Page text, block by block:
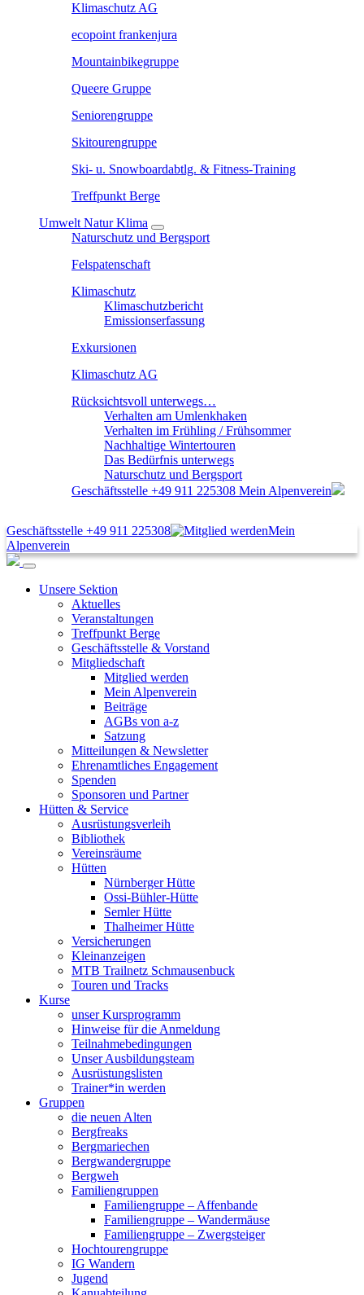
Klimaschutz AG
ecopoint frankenjura
Mountainbikegruppe
Queere Gruppe
Seniorengruppe
Skitourengruppe
Ski- u. Snowboardabtlg. & Fitness-Training
Treffpunkt Berge
Umwelt Natur Klima
Naturschutz und Bergsport
Felspatenschaft
Klimaschutz
Klimaschutzbericht
Emissionserfassung
Exkursionen
Klimaschutz AG
Rücksichtsvoll unterwegs…
Verhalten am Umlenkhaken
Verhalten im Frühling / Frühsommer
Nachhaltige Wintertouren
Das Bedürfnis unterwegs
Naturschutz und Bergsport
Geschäftsstelle +49 911 225308 Mein Alpenverein
Geschäftsstelle +49 911 225308
Mein
Alpenverein
Unsere Sektion
Aktuelles
Veranstaltungen
Treffpunkt Berge
Geschäftsstelle & Vorstand
Mitgliedschaft
Mitglied werden
Mein Alpenverein
Beiträge
AGBs von a-z
Satzung
Mitteilungen & Newsletter
Ehrenamtliches Engagement
Spenden
Sponsoren und Partner
Hütten & Service
Ausrüstungsverleih
Bibliothek
Vereinsräume
Hütten
Nürnberger Hütte
Ossi-Bühler-Hütte
Semler Hütte
Thalheimer Hütte
Versicherungen
Kleinanzeigen
MTB Trailnetz Schmausenbuck
Touren und Tracks
Kurse
unser Kursprogramm
Hinweise für die Anmeldung
Teilnahmebedingungen
Unser Ausbildungsteam
Ausrüstungslisten
Trainer*in werden
Gruppen
die neuen Alten
Bergfreaks
Bergmariechen
Bergwandergruppe
Bergweh
Familiengruppen
Familiengruppe – Affenbande
Familiengruppe – Wandermäuse
Familiengruppe – Zwergsteiger
Hochtourengruppe
IG Wandern
Jugend